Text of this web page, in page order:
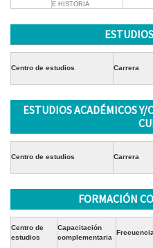
E HISTORIA
Centro de estudios Carrera
ESTUDIOS ACADÉMICOS
Centro de estudios Carrera
FORMACIÓN
Centro de
estudios
Capacitación
complementaria
Frecuencia